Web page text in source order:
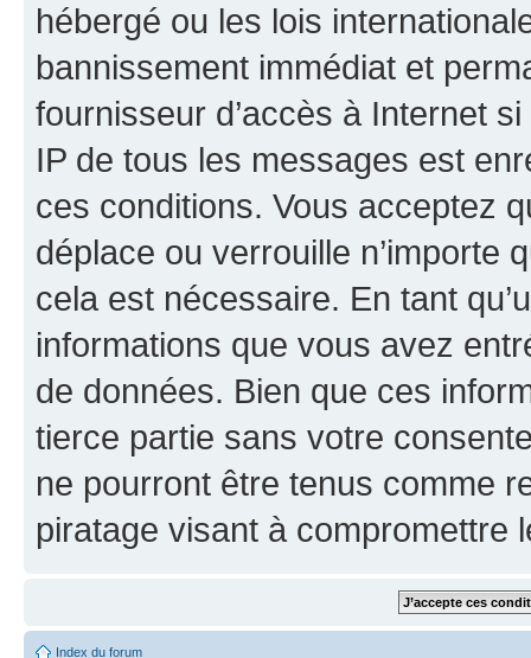
hébergé ou les lois
bannissement immédiat et
fournisseur d’accès à Internet
IP de tous les messages est
ces conditions. Vous acceptez
déplace ou verrouille n’importe
cela est nécessaire. En tant
informations que vous avez
de données. Bien que ces
tierce partie sans votre
ne pourront être tenus comme
piratage visant à compromettre
Index du forum